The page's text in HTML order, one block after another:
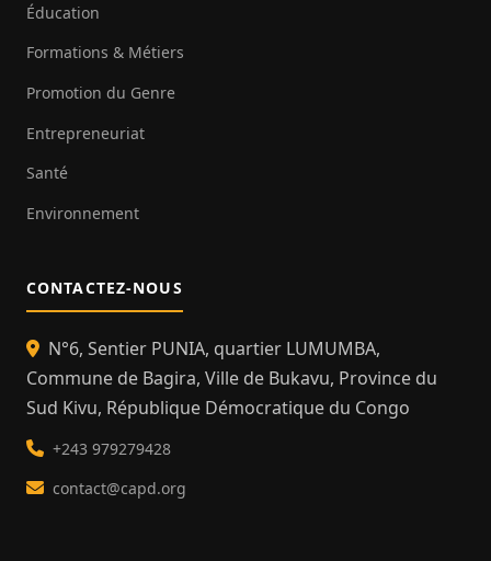
Éducation
Formations & Métiers
Promotion du Genre
Entrepreneuriat
Santé
Environnement
CONTACTEZ-NOUS
N°6, Sentier PUNIA, quartier LUMUMBA,
Commune de Bagira, Ville de Bukavu, Province du
Sud Kivu, République Démocratique du Congo
+243 979279428
contact@capd.org